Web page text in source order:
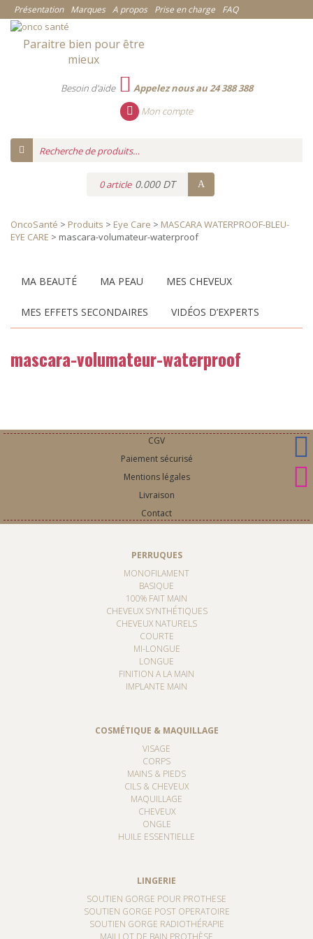
Présentation Marques A propos Prise en charge FAQ
Paraitre bien pour être
mieux
Besoin d'aide
Appelez nous au 24 388 388
Mon compte
0 article 0.000 DT
OncoSanté > Produits > Eye Care > MASCARA WATERPROOF-BLEU-
EYE CARE > mascara-volumateur-waterproof
MA BEAUTÉ MA PEAU MES CHEVEUX
MES EFFETS SECONDAIRES VIDÉOS D’EXPERTS
mascara-volumateur-waterproof
CGV
Paiement sécurisé
Mentions légales
Livraison
Contact
PERRUQUES
MONOFILAMENT
BASIQUE
100% FAIT MAIN
CHEVEUX SYNTHÉTIQUES
CHEVEUX NATURELS
COURTE
MI-LONGUE
LONGUE
FINITION A LA MAIN
IMPLANTE MAIN
COSMÉTIQUE & MAQUILLAGE
VISAGE
CORPS
MAINS & PIEDS
CILS & CHEVEUX
MAQUILLAGE
CHEVEUX
ONGLE
HUILE ESSENTIELLE
LINGERIE
SOUTIEN GORGE POUR PROTHESE
SOUTIEN GORGE POST OPERATOIRE
SOUTIEN GORGE RADIOTHÉRAPIE
MAILLOT DE BAIN PROTHÈSE